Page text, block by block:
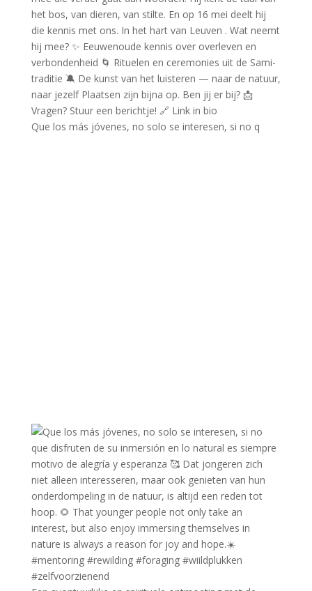
Que los más jóvenes, no solo se interesen, si no q